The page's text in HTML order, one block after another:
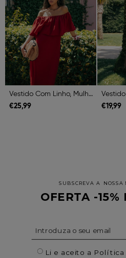
Vestido Com Linho, Mulher, Vermelho Escuro
€25,99 €19,99